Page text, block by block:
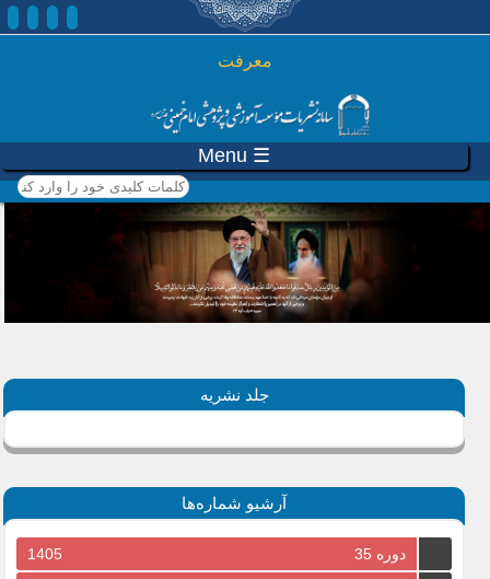
رفتن به محتوای اصلی
معرفت
☰ Menu
کلمات کلیدی خود را وارد
کنید
جلد نشریه
آرشیو شماره‌ها
دوره 35
1405